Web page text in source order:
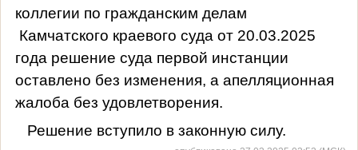
коллегии по гражданским делам
Камчатского краевого суда от 20.03.2025
года решение суда первой инстанции
оставлено без изменения, а апелляционная
жалоба без удовлетворения.
Решение вступило в законную силу.